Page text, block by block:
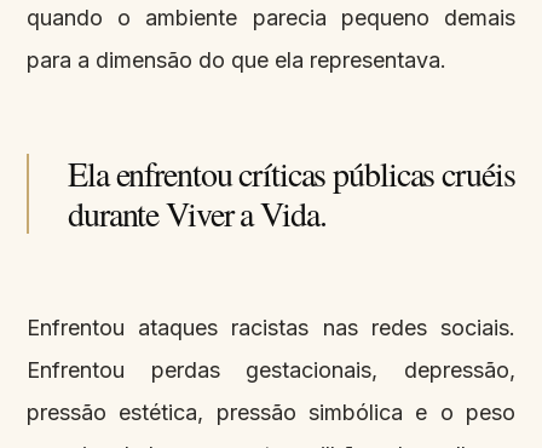
quando o ambiente parecia pequeno demais
para a dimensão do que ela representava.
Ela enfrentou críticas públicas cruéis
durante Viver a Vida.
Enfrentou ataques racistas nas redes sociais.
Enfrentou perdas gestacionais, depressão,
pressão estética, pressão simbólica e o peso